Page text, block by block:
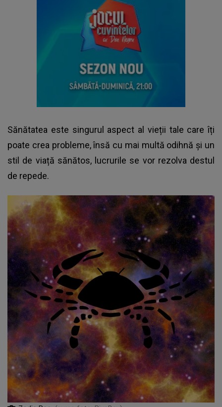
Sănătatea este singurul aspect al vieții tale care îți
poate crea probleme, însă cu mai multă odihnă și un
stil de viață sănătos, lucrurile se vor rezolva destul
de repede.